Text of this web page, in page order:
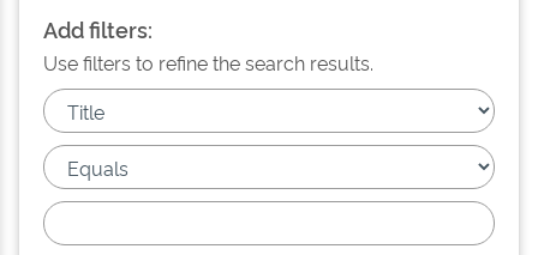
Add filters:
Use filters to refine the search results.